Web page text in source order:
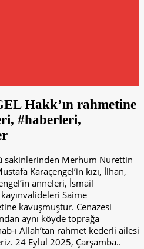
Hakk’ın rahmetine
#haberleri,
sakinlerinden Merhum Nurettin
Karaçengel’in kızı, İlhan,
anneleri, İsmail
Saime
kavuşmuştur. Cenazesi
aynı köyde toprağa
ı Allah’tan rahmet kederli ailesi
24 Eylül 2025, Çarşamba..